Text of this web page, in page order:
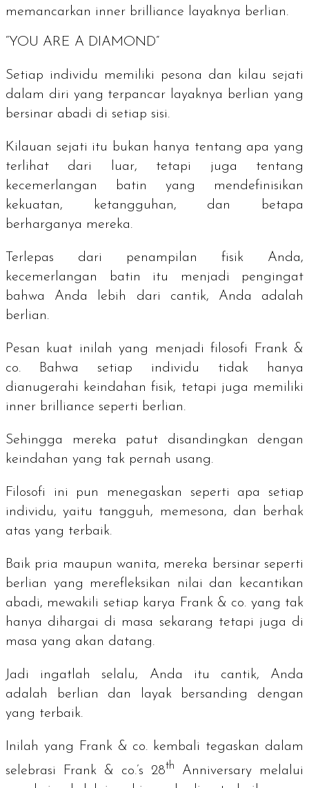
memancarkan inner brilliance layaknya berlian.
“YOU ARE A DIAMOND”
Setiap individu memiliki pesona dan kilau sejati
dalam diri yang terpancar layaknya berlian yang
bersinar abadi di setiap sisi.
Kilauan sejati itu bukan hanya tentang apa yang
terlihat dari luar, tetapi juga tentang
kecemerlangan batin yang mendefinisikan
kekuatan, ketangguhan, dan betapa
berharganya mereka.
Terlepas dari penampilan fisik Anda,
kecemerlangan batin itu menjadi pengingat
bahwa Anda lebih dari cantik, Anda adalah
berlian.
Pesan kuat inilah yang menjadi filosofi Frank &
co. Bahwa setiap individu tidak hanya
dianugerahi keindahan fisik, tetapi juga memiliki
inner brilliance seperti berlian.
Sehingga mereka patut disandingkan dengan
keindahan yang tak pernah usang.
Filosofi ini pun menegaskan seperti apa setiap
individu, yaitu tangguh, memesona, dan berhak
atas yang terbaik.
Baik pria maupun wanita, mereka bersinar seperti
berlian yang merefleksikan nilai dan kecantikan
abadi, mewakili setiap karya Frank & co. yang tak
hanya dihargai di masa sekarang tetapi juga di
masa yang akan datang.
Jadi ingatlah selalu, Anda itu cantik, Anda
adalah berlian dan layak bersanding dengan
yang terbaik.
Inilah yang Frank & co. kembali tegaskan dalam
selebrasi Frank & co.’s 28th Anniversary melalui